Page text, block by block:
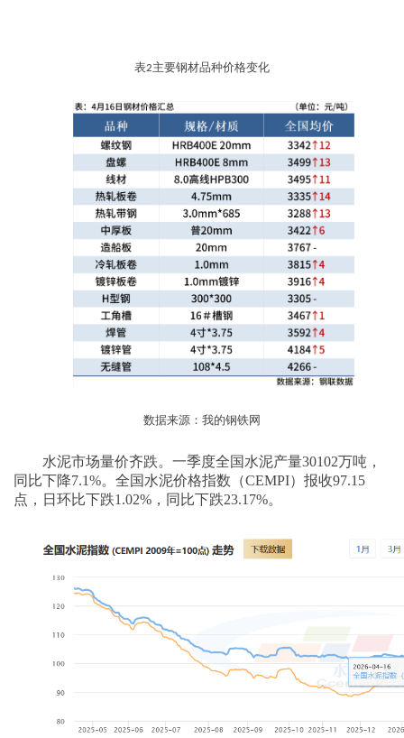
表2主要钢材品种价格变化
数据来源：我的钢铁网
水泥市场量价齐跌。一季度全国水泥产量30102万吨，
同比下降7.1%。全国水泥价格指数（CEMPI）报收97.15
点，日环比下跌1.02% ，同比下跌23.17%。